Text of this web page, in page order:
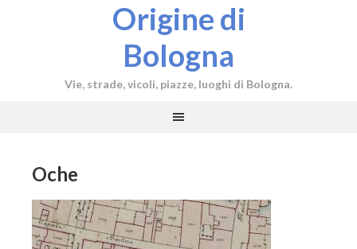
Origine di
Bologna
Vie, strade, vicoli, piazze, luoghi di Bologna.
Oche